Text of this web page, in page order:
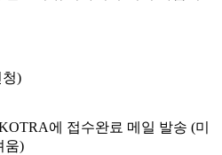
청)
에 접수완료 메일 발송 (미
움)